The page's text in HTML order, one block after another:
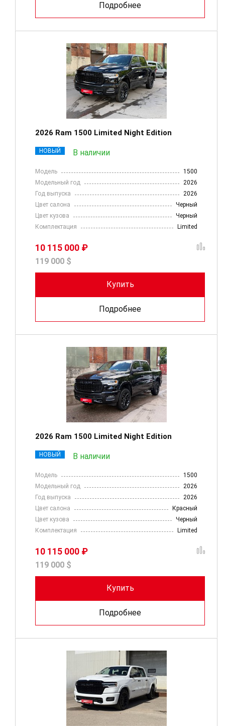
Подробнее
2026 Ram 1500 Limited Night Edition
НОВЫЙ В наличии
Модель
1500
Модельный год
2026
Год выпуска
2026
Цвет салона
Черный
Цвет кузова
Черный
Комплектация
Limited
10 115 000 ₽
119 000 $
Купить
Подробнее
2026 Ram 1500 Limited Night Edition
НОВЫЙ В наличии
Модель
1500
Модельный год
2026
Год выпуска
2026
Цвет салона
Красный
Цвет кузова
Черный
Комплектация
Limited
10 115 000 ₽
119 000 $
Купить
Подробнее